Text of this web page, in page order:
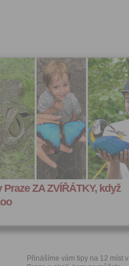
Praze ZA ZVÍŘÁTKY, když
Přinášíme vám tipy na 12 míst v